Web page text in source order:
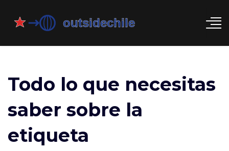
Todo lo que necesitas
saber sobre la
etiqueta